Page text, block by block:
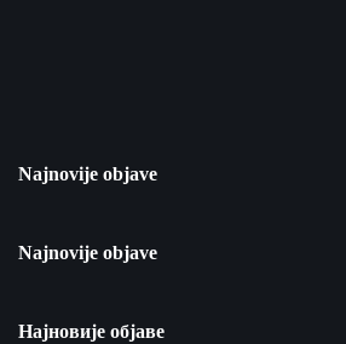
Najnovije objave
Najnovije objave
Најновије објаве